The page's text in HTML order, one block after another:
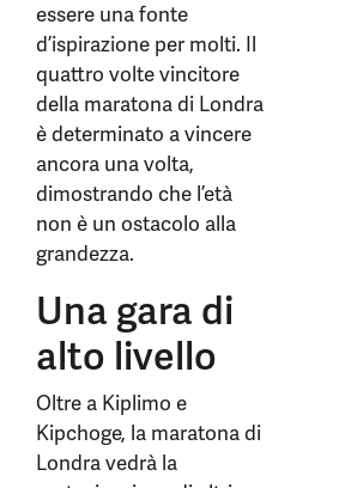
essere una fonte
d’ispirazione per molti. Il
quattro volte vincitore
della maratona di Londra
è determinato a vincere
ancora una volta,
dimostrando che l’età
non è un ostacolo alla
grandezza.
Una gara di
alto livello
Oltre a Kiplimo e
Kipchoge, la maratona di
Londra vedrà la